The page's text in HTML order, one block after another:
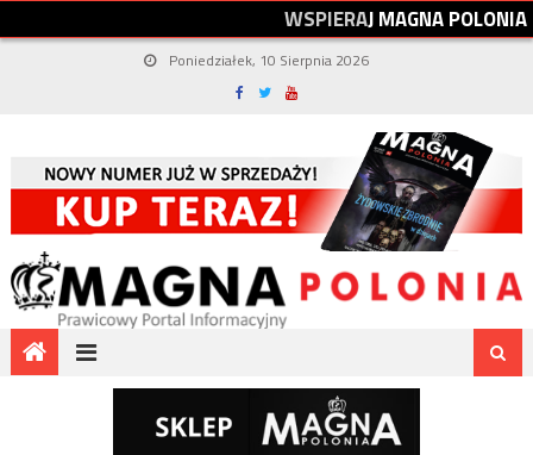
WSPIERAJMAGNAPOLONIA
Poniedziałek, 10 Sierpnia 2026